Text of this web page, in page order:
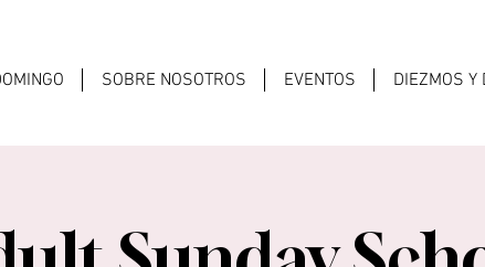
SOBRE NOSOTROS EVENTOS DIEZMOS Y